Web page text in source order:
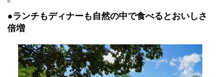
●ランチもディナーも自然の中で食べるとおいしさ
倍増